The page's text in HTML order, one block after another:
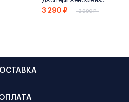
3 290 ₽ 3 990 ₽